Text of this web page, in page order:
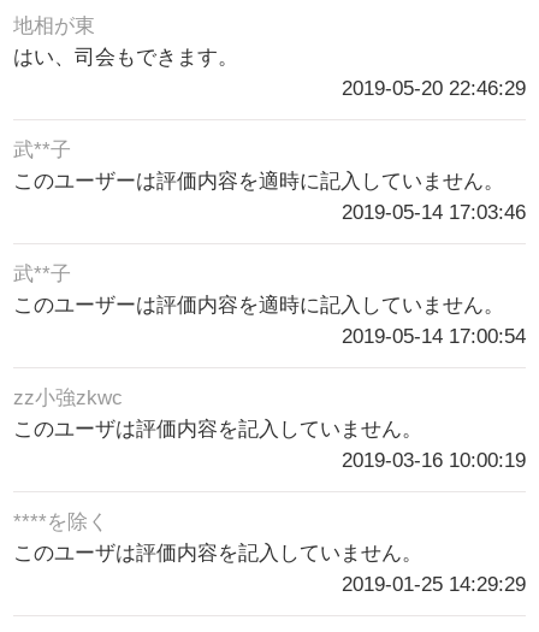
地相が東
はい、司会もできます。
2019-05-20 22:46:29
武**子
このユーザーは評価内容を適時に記入していません。
2019-05-14 17:03:46
武**子
このユーザーは評価内容を適時に記入していません。
2019-05-14 17:00:54
zz小強zkwc
このユーザは評価内容を記入していません。
2019-03-16 10:00:19
****を除く
このユーザは評価内容を記入していません。
2019-01-25 14:29:29